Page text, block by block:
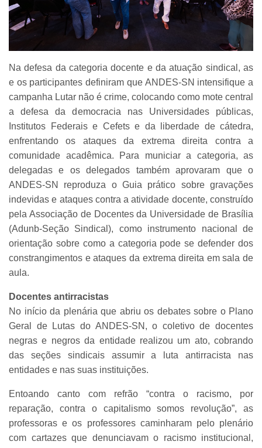
Na defesa da categoria docente e da atuação sindical, as
e os participantes definiram que ANDES-SN intensifique a
campanha Lutar não é crime, colocando como mote central
a defesa da democracia nas Universidades públicas,
Institutos Federais e Cefets e da liberdade de cátedra,
enfrentando os ataques da extrema direita contra a
comunidade acadêmica. Para municiar a categoria, as
delegadas e os delegados também aprovaram que o
ANDES-SN reproduza o Guia prático sobre gravações
indevidas e ataques contra a atividade docente, construído
pela Associação de Docentes da Universidade de Brasília
(Adunb-Seção Sindical), como instrumento nacional de
orientação sobre como a categoria pode se defender dos
constrangimentos e ataques da extrema direita em sala de
aula.
Docentes antirracistas
No início da plenária que abriu os debates sobre o Plano
Geral de Lutas do ANDES-SN, o coletivo de docentes
negras e negros da entidade realizou um ato, cobrando
das seções sindicais assumir a luta antirracista nas
entidades e nas suas instituições.
Entoando canto com refrão “contra o racismo, por
reparação, contra o capitalismo somos revolução”, as
professoras e os professores caminharam pelo plenário
com cartazes que denunciavam o racismo institucional,